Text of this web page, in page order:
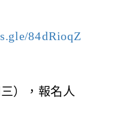
84dRioqZ
），報名人